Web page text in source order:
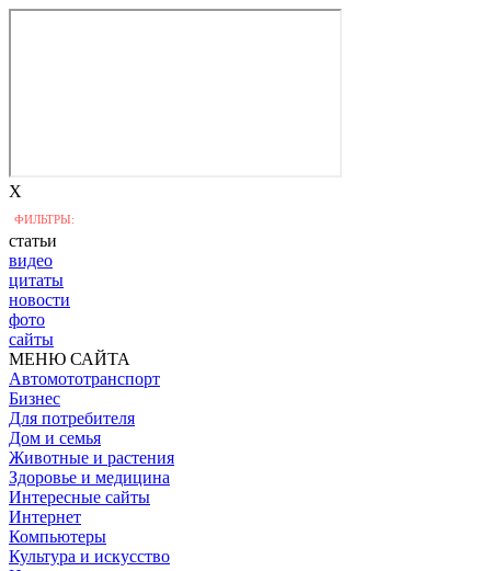
X
ФИЛЬТРЫ:
статьи
видео
цитаты
новости
фото
сайты
МЕНЮ САЙТА
Автомототранспорт
Бизнес
Для потребителя
Дом и семья
Животные и растения
Здоровье и медицина
Интересные сайты
Интернет
Компьютеры
Культура и искусство